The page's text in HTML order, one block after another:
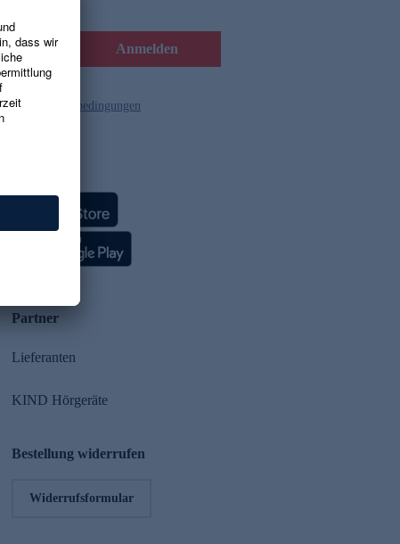
Anmelden
die Gutscheinbedingungen
Partner
Lieferanten
KIND Hörgeräte
Bestellung widerrufen
Widerrufsformular